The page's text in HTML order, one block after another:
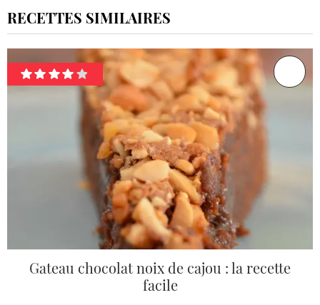
RECETTES SIMILAIRES
Gateau chocolat noix de cajou : la recette
facile